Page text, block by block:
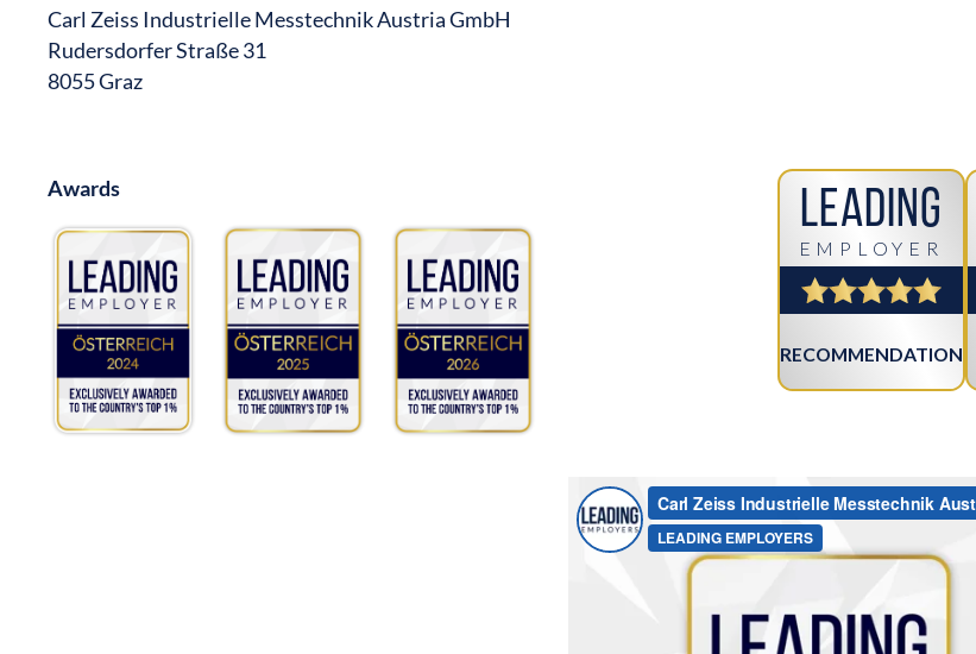
Carl Zeiss Industrielle Messtechnik Austria GmbH
Rudersdorfer Straße 31
8055 Graz
Awards Leading
EMPLOYER
RECOMMENDATION